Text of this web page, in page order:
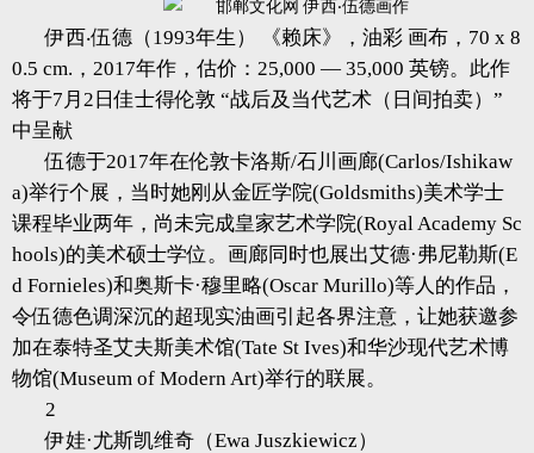
伊西‧伍德（1993年生） 《赖床》，油彩 画布，70 x 8
0.5 cm.，2017年作，估价：25,000 — 35,000 英镑。此作
将于7月2日佳士得伦敦 “战后及当代艺术（日间拍卖）”
中呈献
伍德于2017年在伦敦卡洛斯/石川画廊(Carlos/Ishikaw
a)举行个展，当时她刚从金匠学院(Goldsmiths)美术学士
课程毕业两年，尚未完成皇家艺术学院(Royal Academy Sc
hools)的美术硕士学位。画廊同时也展出艾德·弗尼勒斯(E
d Fornieles)和奥斯卡·穆里略(Oscar Murillo)等人的作品，
令伍德色调深沉的超现实油画引起各界注意，让她获邀参
加在泰特圣艾夫斯美术馆(Tate St Ives)和华沙现代艺术博
物馆(Museum of Modern Art)举行的联展。
2
伊娃·尤斯凯维奇（Ewa Juszkiewicz）